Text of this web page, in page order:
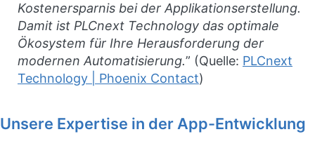
Kostenersparnis bei der Applikationserstellung.
Damit ist PLCnext Technology das optimale
Ökosystem für Ihre Herausforderung der
modernen Automatisierung.” (Quelle: PLCnext
Technology | Phoenix Contact)
Unsere Expertise in der App-Entwicklung